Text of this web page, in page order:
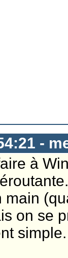
-
à
main
on se
simple.